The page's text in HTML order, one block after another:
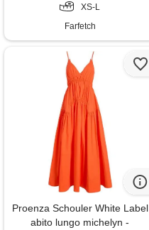
XS-L
Farfetch
Proenza Schouler White Label
abito lungo michelyn -